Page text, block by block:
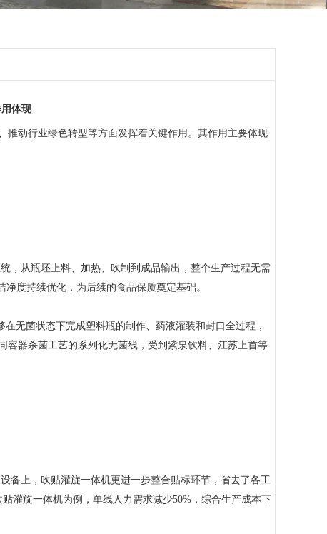
体现
动行业绿色转型等方面发挥着关键作用。其作用主要体现
从瓶坯上料、加热、吹制到成品输出，整个生产过程无需
度持续优化，为后续的食品保质奠定基础。
菌状态下完成塑料瓶的制作、药液灌装和封口全过程，
容器杀菌工艺的系列化无菌线，受到紫泉饮料、江苏上首等
上，吹贴灌旋一体机更进一步整合贴标环节，省去了各工
灌旋一体机为例，单线人力需求减少50%，综合生产成本下